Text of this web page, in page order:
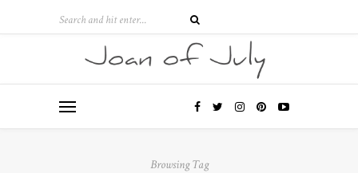
Browsing Tag